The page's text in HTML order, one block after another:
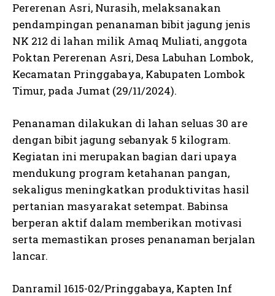
Pererenan Asri, Nurasih, melaksanakan
pendampingan penanaman bibit jagung jenis
NK 212 di lahan milik Amaq Muliati, anggota
Poktan Pererenan Asri, Desa Labuhan Lombok,
Kecamatan Pringgabaya, Kabupaten Lombok
Timur, pada Jumat (29/11/2024).
Penanaman dilakukan di lahan seluas 30 are
dengan bibit jagung sebanyak 5 kilogram.
Kegiatan ini merupakan bagian dari upaya
mendukung program ketahanan pangan,
sekaligus meningkatkan produktivitas hasil
pertanian masyarakat setempat. Babinsa
berperan aktif dalam memberikan motivasi
serta memastikan proses penanaman berjalan
lancar.
Danramil 1615-02/Pringgabaya, Kapten Inf